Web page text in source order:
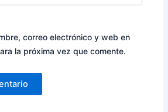
correo electrónico y web en
la próxima vez que comente.